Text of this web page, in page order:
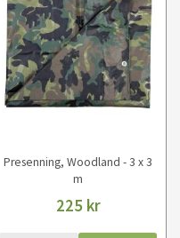
Presenning, Woodland - 3 x 3
m
225 kr